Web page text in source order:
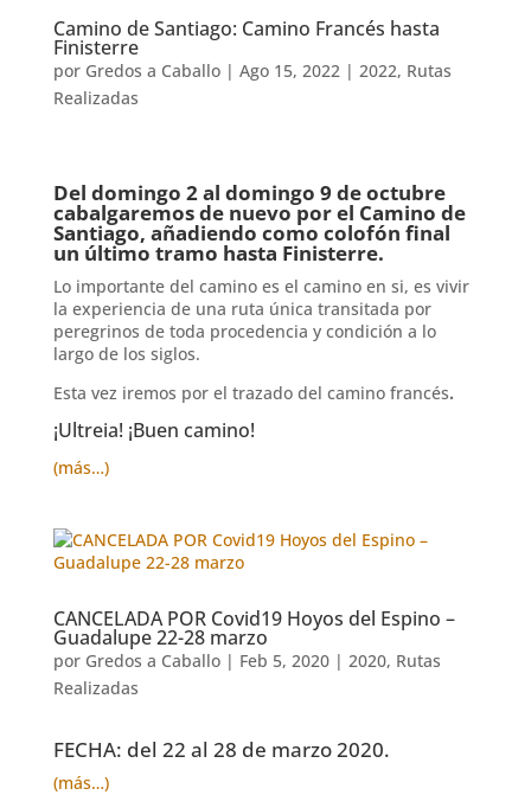
Camino de Santiago: Camino Francés hasta
Finisterre
por Gredos a Caballo| Ago 15, 2022| 2022, Rutas
Realizadas
Del domingo 2 al domingo 9 de octubre
cabalgaremos de nuevo por el Camino de
Santiago, añadiendo como colofón final
un último tramo hasta Finisterre.
Lo importante del camino es el camino en si, es vivir
la experiencia de una ruta única transitada por
peregrinos de toda procedencia y condición a lo
largo de los siglos.
Esta vez iremos por el trazado del camino francés.
¡Ultreia! ¡Buen camino!
(más…)
CANCELADA POR Covid19 Hoyos del Espino –
Guadalupe 22-28 marzo
por Gredos a Caballo| Feb 5, 2020| 2020, Rutas
Realizadas
FECHA: del 22 al 28 de marzo 2020.
(más…)